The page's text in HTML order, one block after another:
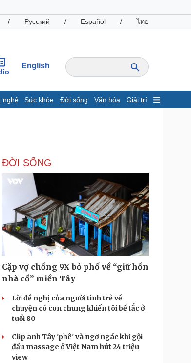
/ Русский / Español / ไทย
English
nghệ Sức khỏe Đời sống Văn hóa Giải trí
Giá cà phê
nghiệp
24h
Công nghệ
Sành điệu
Tin Công nghệ
Trải nghiệm
Chuyển đổi số
Podcast
Câu chuyện thời sự
Đọc truyện đêm khuya
Cửa sổ tình yêu
ĐỜI SỐNG
Cặp vợ chồng 9X bỏ phố về “giữ hồn
nhà cổ” miền Tây
Lời đề nghị của người tình trẻ về
chuyện có con chung khiến tôi bế tắc ở
tuổi 80
Clip anh Tây 'phê' và ngơ ngác khi gội
đầu massage ở Việt Nam hút 24 triệu
view